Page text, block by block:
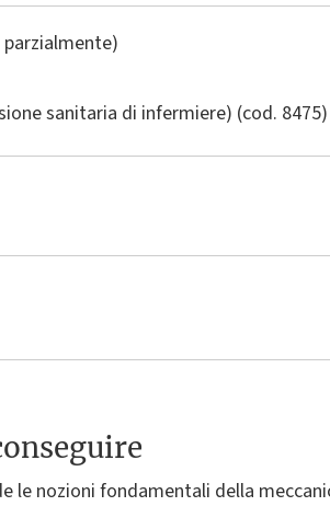
sanitaria di infermiere) (cod. 8475)
le nozioni fondamentali della